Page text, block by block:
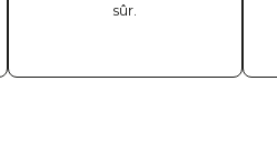
sûr.